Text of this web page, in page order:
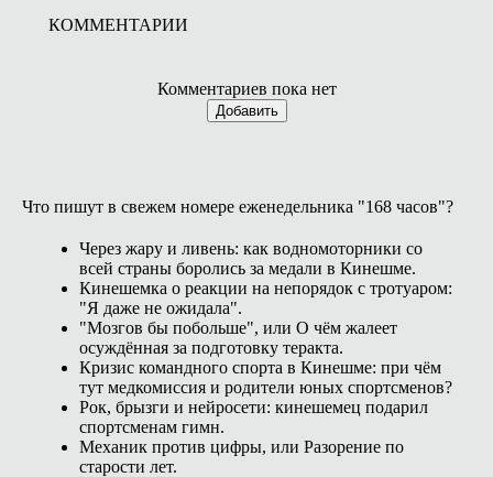
КОММЕНТАРИИ
Комментариев пока нет
Добавить
Что пишут в свежем номере еженедельника "168 часов"?
Через жару и ливень: как водномоторники со
всей страны боролись за медали в Кинешме.
Кинешемка о реакции на непорядок с тротуаром:
"Я даже не ожидала".
"Мозгов бы побольше", или О чём жалеет
осуждённая за подготовку теракта.
Кризис командного спорта в Кинешме: при чём
тут медкомиссия и родители юных спортсменов?
Рок, брызги и нейросети: кинешемец подарил
спортсменам гимн.
Механик против цифры, или Разорение по
старости лет.